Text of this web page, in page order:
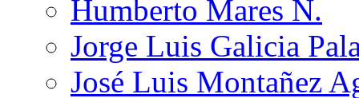
Humberto Mares N.
Jorge Luis Galicia
José Luis Montañez